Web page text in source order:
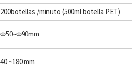
200botellas /minuto (500ml botella PET)
Φ50~Φ90mm
40 ~180 mm